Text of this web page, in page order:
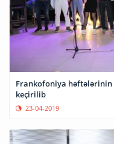
Frankofoniya həftələrinin
keçirilib
23-04-2019